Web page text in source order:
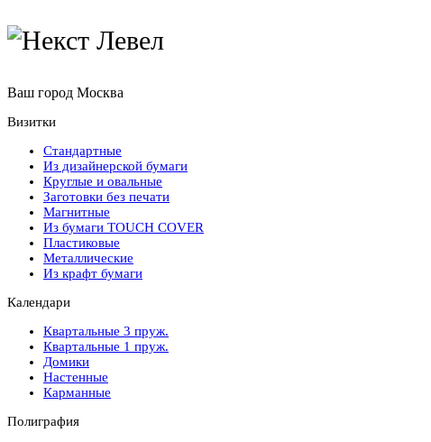
Ваш город Москва
Визитки
Стандартные
Из дизайнерской бумаги
Круглые и овальные
Заготовки без печати
Магнитные
Из бумаги TOUCH COVER
Пластиковые
Металлические
Из крафт бумаги
Календари
Квартальные 3 пруж.
Квартальные 1 пруж.
Домики
Настенные
Карманные
Полиграфия